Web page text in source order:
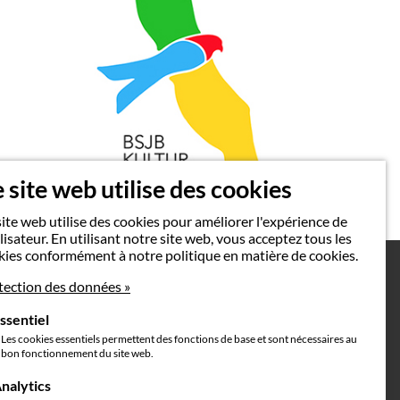
site web utilise des cookies
web utilise des cookies pour améliorer l'expérience de
En utilisant notre site web, vous acceptez tous les
conformément à notre politique en matière de cookies.
des données »
Les cookies essentiels permettent des fonctions de base et sont nécessaires au
bon fonctionnement du site web.
Mention légales